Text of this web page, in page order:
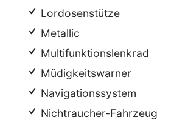
Lordosenstütze
Metallic
Multifunktionslenkrad
Müdigkeitswarner
Navigationssystem
Nichtraucher-Fahrzeug